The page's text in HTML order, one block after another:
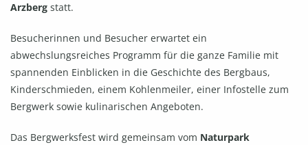
Arzberg statt.
Besucherinnen und Besucher erwartet ein
abwechslungsreiches Programm für die ganze Familie mit
spannenden Einblicken in die Geschichte des Bergbaus,
Kinderschmieden, einem Kohlenmeiler, einer Infostelle zum
Bergwerk sowie kulinarischen Angeboten.
Das Bergwerksfest wird gemeinsam vom Naturpark